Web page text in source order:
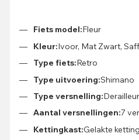
Fiets model:Fleur
Kleur:Ivoor, Mat Zwart,
Type fiets:Retro
Type uitvoering:Shimano
Type versnelling:Derailleur
Aantal versnellingen:7
Kettingkast:Gelakte